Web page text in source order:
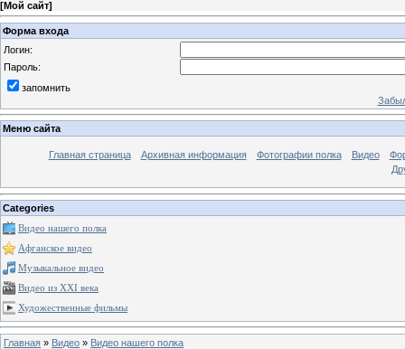
[Мой сайт]
Форма входа
Логин:
Пароль:
запомнить
Меню сайта
Главная страница Архивная информация Фотографии полка Видео
Categories
Видео нашего полка
Афганское видео
Музыкальное видео
Видео из XXI века
Художественные фильмы
Главная » Видео » Видео нашего полка